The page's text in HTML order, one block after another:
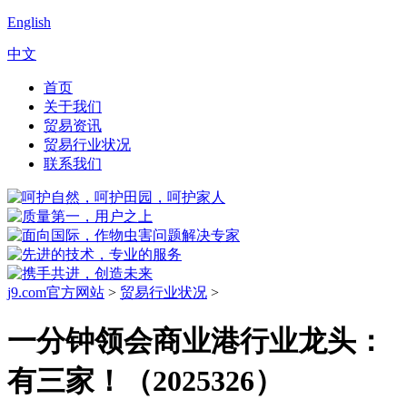
English
中文
首页
关于我们
贸易资讯
贸易行业状况
联系我们
j9.com官方网站 > 贸易行业状况 >
一分钟领会商业港行业龙头：
有三家！（2025326）